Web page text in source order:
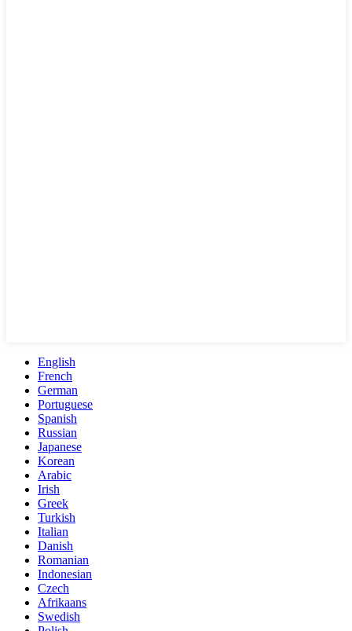
English
French
German
Portuguese
Spanish
Russian
Japanese
Korean
Arabic
Irish
Greek
Turkish
Italian
Danish
Romanian
Indonesian
Czech
Afrikaans
Swedish